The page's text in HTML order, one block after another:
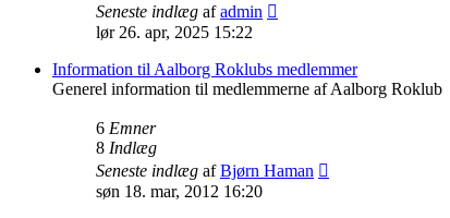
Seneste indlæg afadmin
indlæg
lør 26. apr, 2025 15:22
Information til Aalborg Roklubs medlemmer
Generel information til medlemmerne af Aalborg Roklub
6 Emner
8 Indlæg
Seneste indlæg afBjørn Haman
søn 18. mar, 2012 16:20